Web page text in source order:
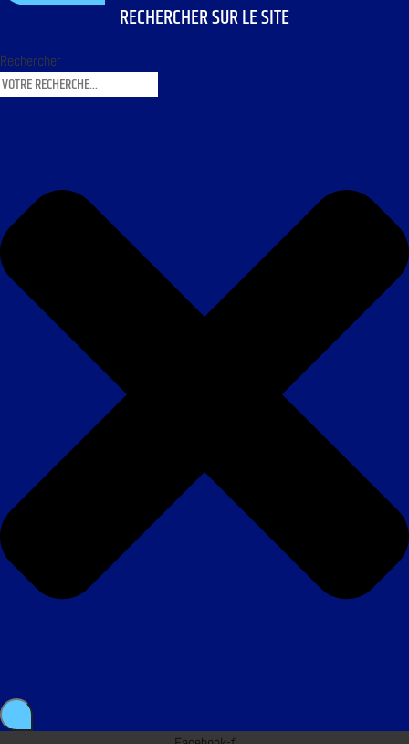
RECHERCHER SUR LE SITE
Rechercher